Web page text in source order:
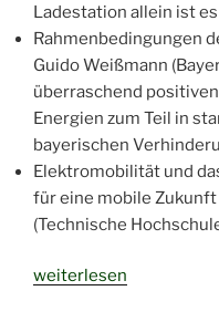
Ladestation allein ist
Rahmenbedingungen
Guido Weißmann
überraschend
Energien zum Teil in
bayerischen
Elektromobilität und
für eine mobile Zukunft
(Technische
„E-
weiterlesen